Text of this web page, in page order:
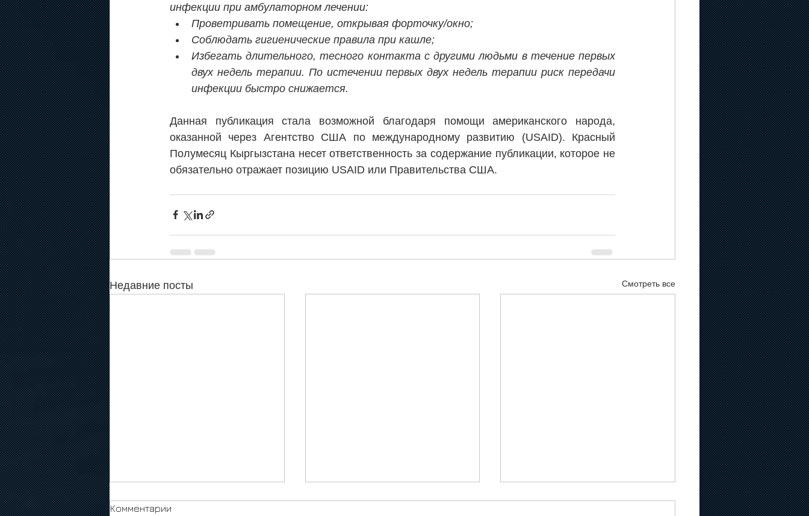
инфекции при амбулаторном лечении:
Проветривать помещение, открывая форточку/окно;
Соблюдать гигиенические правила при кашле;
Избегать длительного, тесного контакта с другими людьми в течение первых
двух недель терапии. По истечении первых двух недель терапии риск передачи
инфекции быстро снижается.
Данная публикация стала возможной благодаря помощи американского народа,
оказанной через Агентство США по международному развитию (USAID). Красный
Полумесяц Кыргызстана несет ответственность за содержание публикации, которое не
обязательно отражает позицию USAID или Правительства США.
Недавние посты Смотреть все
Комментарии